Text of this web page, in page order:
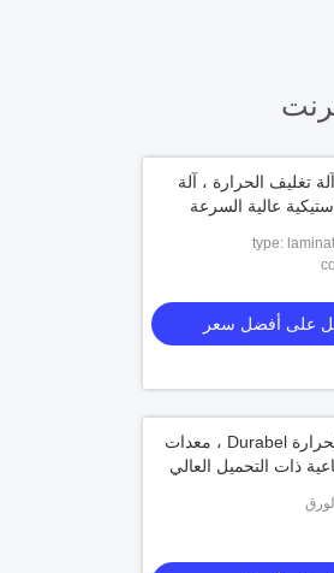
تغليف الحرارة ، آلة
عالية السرعة
type:
على أفضل سعر
آلة تصفيح الحرارة Durabel ، معدات
ذات التحميل العالي